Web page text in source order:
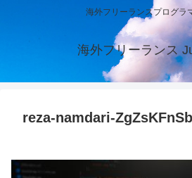
海外フリーランスプログラ
海外フリーランス
reza-namdari-